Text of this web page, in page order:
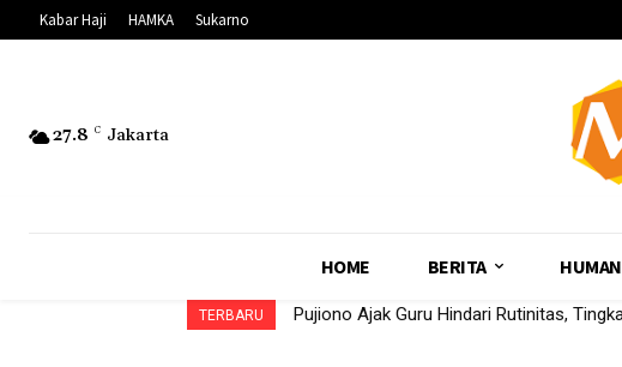
Kabar Haji HAMKA Sukarno
27.8 C Jakarta
HOME BERITA
TERBARU Pujiono Ajak Guru Hindari Rutinitas,
Pontjo Sutowo: Pengelolaan Kekayaan